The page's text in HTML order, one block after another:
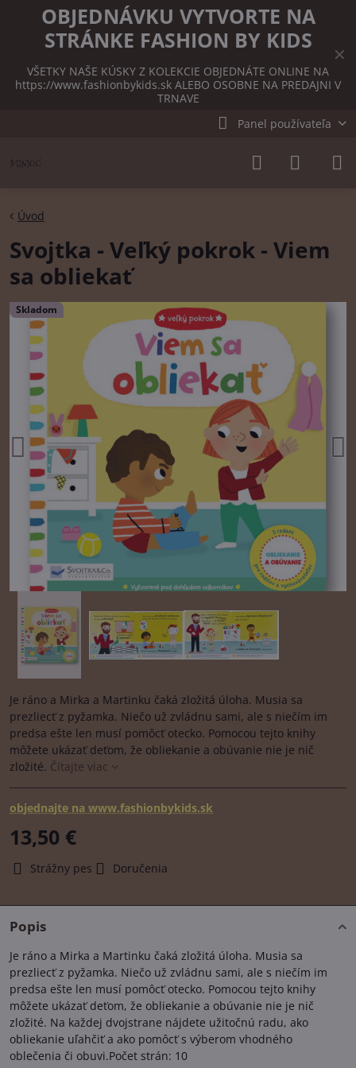
✕
OBJEDNÁVKU VYTVORTE NA
STRÁNKE FASHION BY KIDS
VŠETKY NAŠE KÚSKY Z KOLEKCIE OBJEDNÁTE ONLINE NA
https://www.fashionbykids.sk ALEBO OSOBNE NA PREDAJNI V
TRNAVE
Panel používateľa
Skladom
Úvod
Svojtka - Veľký pokrok - Viem
sa obliekať
Je ráno a Mirka a Martinku čaká zložitá úloha. Musia sa
prezliecť z pyžamka. Niečo už zvládnu sami, ale s niečím im
predsa ešte len musí pomôcť otecko. Pomocou tejto knihy
môžete ukázať deťom, že obliekanie a obúvanie nie je nič
zložité. Čítajte viac
objednajte na www.fashionbykids.sk
13,50 €
Strážny pes Doručenia
Popis
Je ráno a Mirka a Martinku čaká zložitá úloha. Musia sa
prezliecť z pyžamka. Niečo už zvládnu sami, ale s niečím im
predsa ešte len musí pomôcť otecko. Pomocou tejto knihy
môžete ukázať deťom, že obliekanie a obúvanie nie je nič
zložité. Na každej dvojstrane nájdete užitočnú radu, ako
obliekanie uľahčiť a ako pomôcť s výberom vhodného
oblečenia či obuvi.Počet strán: 10